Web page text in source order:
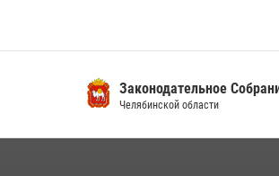
Законодательное
Челябинской области